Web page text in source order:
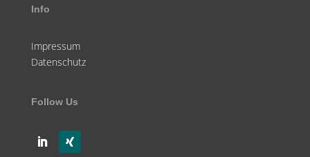
Info
Impressum
Datenschutz
Follow Us